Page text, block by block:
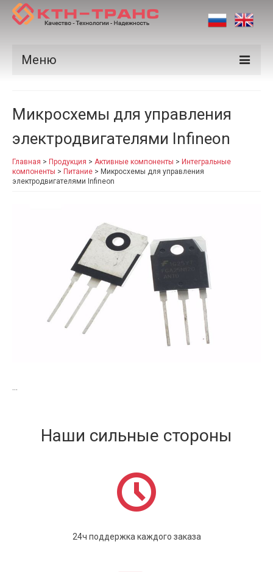
Меню
Производители
Рынки
Сертификаты
Микросхемы для управления
электродвигателями Infineon
Главная > Продукция > Активные компоненты > Интегральные
компоненты > Питание > Микросхемы для управления
электродвигателями Infineon
...
Наши сильные стороны
24ч поддержка каждого заказа